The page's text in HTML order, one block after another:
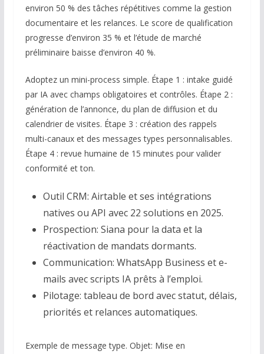
environ 50 % des tâches répétitives comme la gestion
documentaire et les relances. Le score de qualification
progresse d’environ 35 % et l’étude de marché
préliminaire baisse d’environ 40 %.
Adoptez un mini-process simple. Étape 1 : intake guidé
par IA avec champs obligatoires et contrôles. Étape 2 :
génération de l’annonce, du plan de diffusion et du
calendrier de visites. Étape 3 : création des rappels
multi-canaux et des messages types personnalisables.
Étape 4 : revue humaine de 15 minutes pour valider
conformité et ton.
Outil CRM: Airtable et ses intégrations
natives ou API avec 22 solutions en 2025.
Prospection: Siana pour la data et la
réactivation de mandats dormants.
Communication: WhatsApp Business et e-
mails avec scripts IA prêts à l’emploi.
Pilotage: tableau de bord avec statut, délais,
priorités et relances automatiques.
Exemple de message type. Objet: Mise en